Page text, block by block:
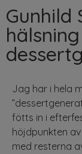
Gunhild
Jag har i hela
fötts in i
höjdpunkten
med resterna